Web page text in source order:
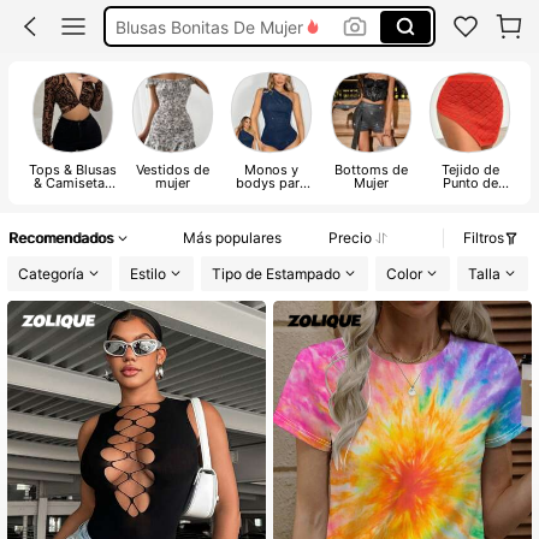
Conjunto De Dos Piezas Mujer
Vestidos De Mujer
Vestidos Elegantes De Mujer
Tops & Blusas
& Camisetas
Vestidos de
mujer
Monos y
bodys para
Bottoms de
Mujer
Tejido de
Punto de
Recomendados Más populares Precio
Filtros
Categoría
Estilo Tipo de Estampado Color Talla